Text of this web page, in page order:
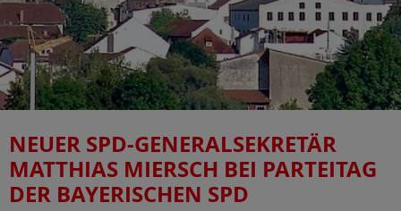
NEUER SPD-GENERALSEKRETÄR
MATTHIAS MIERSCH BEI PARTEITAG
DER BAYERISCHEN SPD